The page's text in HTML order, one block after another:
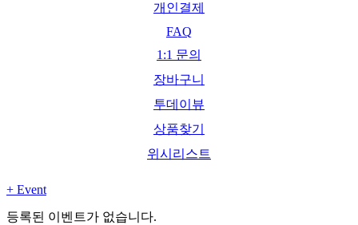
개인결제
FAQ
1:1 문의
장바구니
투데이뷰
상품찾기
위시리스트
+ Event
등록된 이벤트가 없습니다.